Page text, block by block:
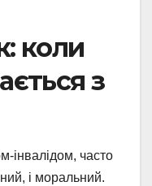
коли
з
інвалідом, часто
і моральний.